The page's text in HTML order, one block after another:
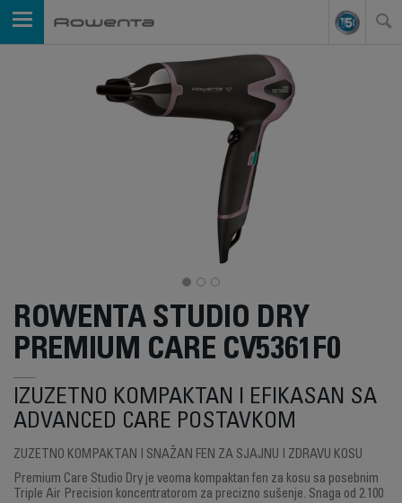
ROWENTA STUDIO DRY
PREMIUM CARE CV5361F0
IZUZETNO KOMPAKTAN I EFIKASAN SA
ADVANCED CARE POSTAVKOM
ZUZETNO KOMPAKTAN I SNAŽAN FEN ZA SJAJNU I ZDRAVU KOSU
Premium Care Studio Dry je veoma kompaktan fen za kosu sa posebnim
Triple Air Precision koncentratorom za precizno sušenje. Snaga od 2.100